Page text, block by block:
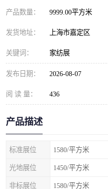
产品数量： 9999.00平方米
发货地址： 上海市嘉定区
关键词： 家纺展
发布日期： 2026-08-07
阅 读 量： 436
产品描述
标准展位 1580/平方米
光地展位 1450/平方米
非标展位 1580/平方米